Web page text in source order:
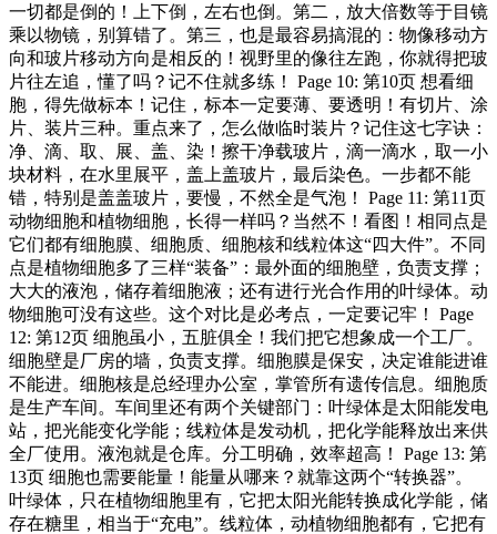
一切都是倒的！上下倒，左右也倒。第二，放大倍数等于目镜
乘以物镜，别算错了。第三，也是最容易搞混的：物像移动方
向和玻片移动方向是相反的！视野里的像往左跑，你就得把玻
片往左追，懂了吗？记不住就多练！ Page 10: 第10页 想看细
胞，得先做标本！记住，标本一定要薄、要透明！有切片、涂
片、装片三种。重点来了，怎么做临时装片？记住这七字诀：
净、滴、取、展、盖、染！擦干净载玻片，滴一滴水，取一小
块材料，在水里展平，盖上盖玻片，最后染色。一步都不能
错，特别是盖盖玻片，要慢，不然全是气泡！ Page 11: 第11页
动物细胞和植物细胞，长得一样吗？当然不！看图！相同点是
它们都有细胞膜、细胞质、细胞核和线粒体这“四大件”。不同
点是植物细胞多了三样“装备”：最外面的细胞壁，负责支撑；
大大的液泡，储存着细胞液；还有进行光合作用的叶绿体。动
物细胞可没有这些。这个对比是必考点，一定要记牢！ Page
12: 第12页 细胞虽小，五脏俱全！我们把它想象成一个工厂。
细胞壁是厂房的墙，负责支撑。细胞膜是保安，决定谁能进谁
不能进。细胞核是总经理办公室，掌管所有遗传信息。细胞质
是生产车间。车间里还有两个关键部门：叶绿体是太阳能发电
站，把光能变化学能；线粒体是发动机，把化学能释放出来供
全厂使用。液泡就是仓库。分工明确，效率超高！ Page 13: 第
13页 细胞也需要能量！能量从哪来？就靠这两个“转换器”。
叶绿体，只在植物细胞里有，它把太阳光能转换成化学能，储
存在糖里，相当于“充电”。线粒体，动植物细胞都有，它把有